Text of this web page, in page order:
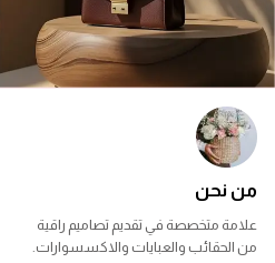
من نحن
علامة متخصصة في تقديم تصاميم راقية
من الحقائب والعبايات والاكسسوارات.